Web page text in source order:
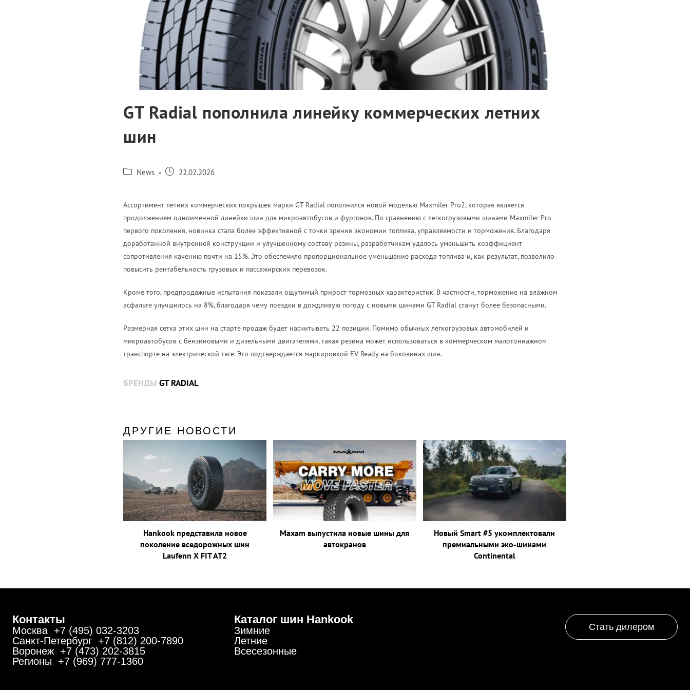
GT Radial пополнила линейку коммерческих летних
шин
News 22.02.2026
Ассортимент летних коммерческих покрышек марки GT Radial пополнился новой моделью Maxmiler Pro2, которая является
продолжением одноименной линейки шин для микроавтобусов и фургонов. По сравнению с легкогрузовыми шинами Maxmiler Pro
первого поколения, новинка стала более эффективной с точки зрения экономии топлива, управляемости и торможения. Благодаря
доработанной внутренней конструкции и улучшенному составу резины, разработчикам удалось уменьшить коэффициент
сопротивления качению почти на 15%. Это обеспечило пропорциональное уменьшение расхода топлива и, как результат, позволило
повысить рентабельность грузовых и пассажирских перевозок.
Кроме того, предпродажные испытания показали ощутимый прирост тормозных характеристик. В частности, торможение на влажном
асфальте улучшилось на 8%, благодаря чему поездки в дождливую погоду с новыми шинами GT Radial станут более безопасными.
Размерная сетка этих шин на старте продаж будет насчитывать 22 позиции. Помимо обычных легкогрузовых автомобилей и
микроавтобусов с бензиновыми и дизельными двигателями, такая резина может использоваться в коммерческом малотоннажном
транспорте на электрической тяге. Это подтверждается маркировкой EV Ready на боковинах шин.
БРЕНДЫ GT RADIAL
ДРУГИЕ НОВОСТИ
Hankook представила новое
поколение вседорожных шин
Laufenn X FIT AT2
Maxam выпустила новые шины для
автокранов
Новый Smart #5 укомплектовали
премиальными эко-шинами
Continental
Контакты
Москва +7 (495) 032-3203
Санкт-Петербург +7 (812) 200-7890
Воронеж +7 (473) 202-3815
Регионы +7 (969) 777-1360
Каталог шин Hankook
Зимние
Летние
Всесезонные
Стать дилером